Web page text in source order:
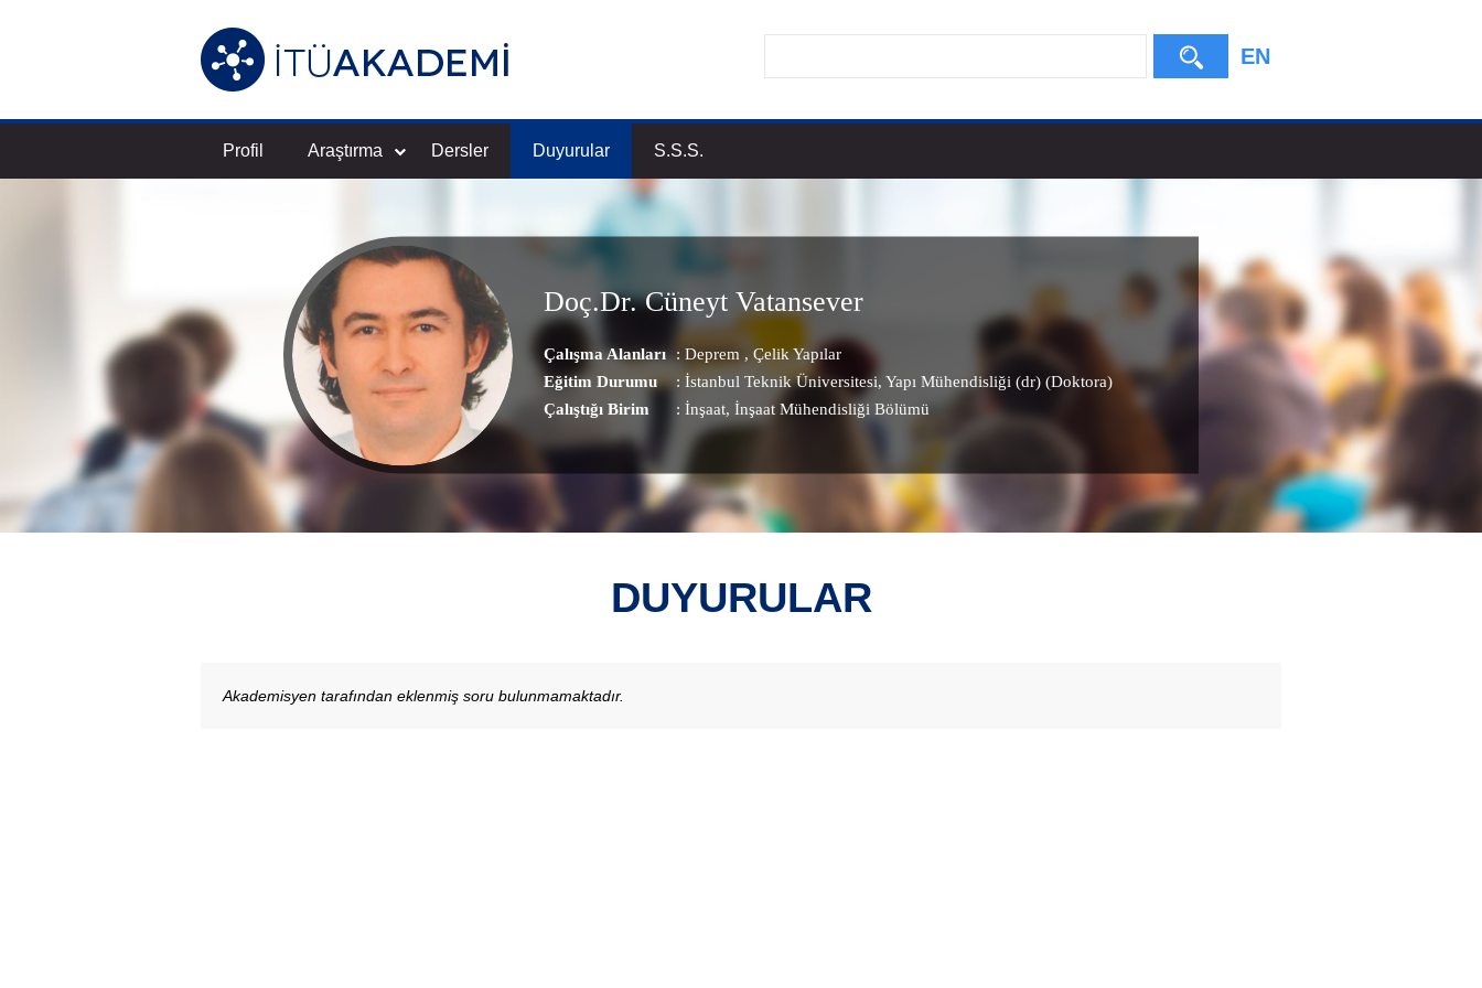
EN
Profil Araştırma Dersler Duyurular S.S.S.
Doç.Dr. Cüneyt Vatansever
Çalışma Alanları : Deprem , Çelik Yapılar
Eğitim Durumu
: İstanbul Teknik Üniversitesi, Yapı Mühendisliği (dr) (Doktora)
Çalıştığı Birim
: İnşaat, İnşaat Mühendisliği Bölümü
DUYURULAR
Akademisyen tarafından eklenmiş soru bulunmamaktadır.